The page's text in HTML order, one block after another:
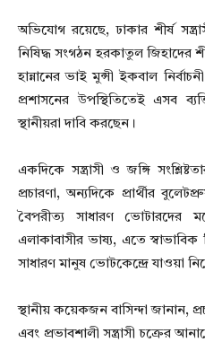
অভিযোগ রয়েছে, ঢাকার শীর্ষ
নিষিদ্ধ সংগঠন হরকাতুল জিহাদের
হান্নানের ভাই মুন্সী ইকবাল
প্রশাসনের উপস্থিতিতেই এসব
স্থানীয়রা দাবি করছেন।
একদিকে সন্ত্রাসী ও জঙ্গি
প্রচারণা, অন্যদিকে প্রার্থীর
বৈপরীত্য সাধারণ ভোটারদের
এলাকাবাসীর ভাষ্য, এতে স্বাভাবিক
সাধারণ মানুষ ভোটকেন্দ্রে যাওয়া
স্থানীয় কয়েকজন বাসিন্দা জানান,
এবং প্রভাবশালী সন্ত্রাসী চক্রের